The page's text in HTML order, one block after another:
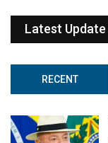
Latest Update
RECENT